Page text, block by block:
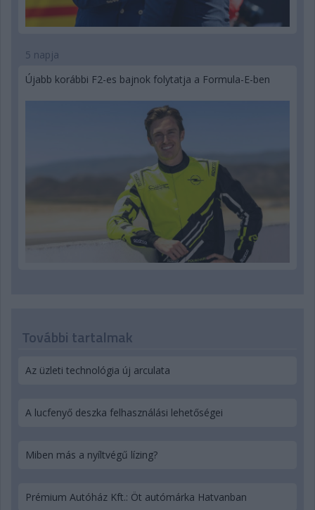
5 napja
Újabb korábbi F2-es bajnok folytatja a Formula-E-ben
További tartalmak
Az üzleti technológia új arculata
A lucfenyő deszka felhasználási lehetőségei
Miben más a nyíltvégű lízing?
Prémium Autóház Kft.: Öt autómárka Hatvanban